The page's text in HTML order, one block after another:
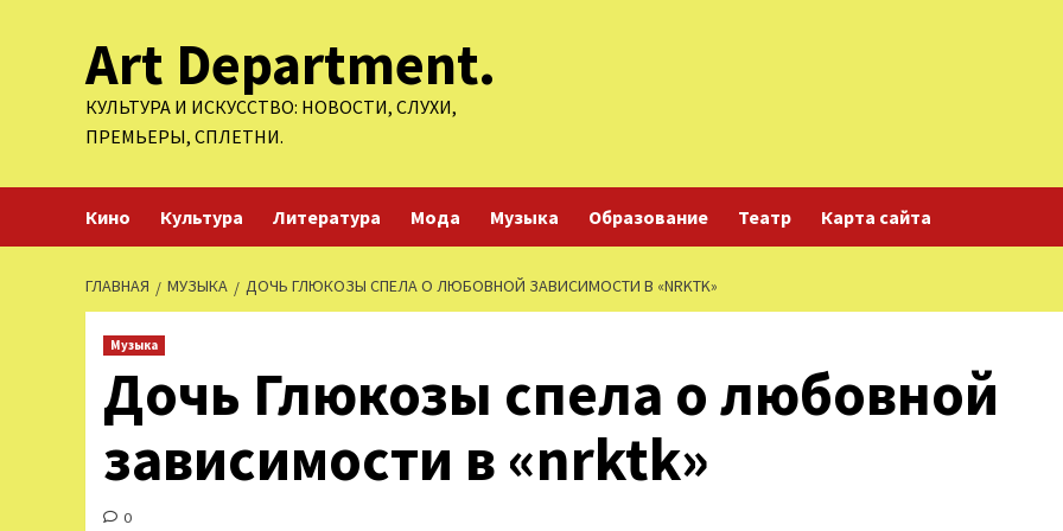
содержимомуArt Department.
КУЛЬТУРА И ИСКУССТВО: НОВОСТИ, СЛУХИ,
ПРЕМЬЕРЫ, СПЛЕТНИ.
Кино Культура Литература Мода Музыка Образование Театр Карта сайта
ГЛАВНАЯ МУЗЫКА ДОЧЬ ГЛЮКОЗЫ СПЕЛА О ЛЮБОВНОЙ ЗАВИСИМОСТИ В «NRKTK»
Музыка
Дочь Глюкозы спела о любовной
зависимости в «nrktk»
0